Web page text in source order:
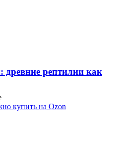
древние рептилии как